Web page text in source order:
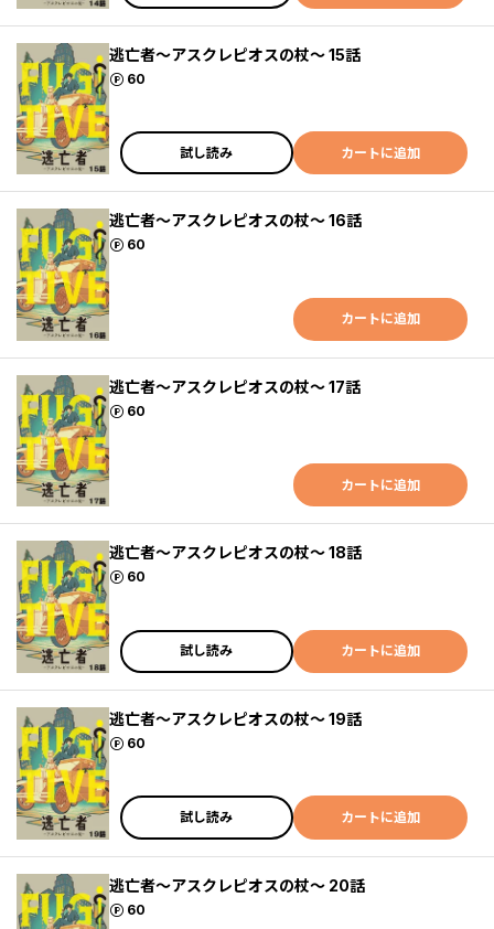
逃亡者～アスクレピオスの杖～ 15話
60
ポイント
試し読み カートに追加
逃亡者～アスクレピオスの杖～ 16話
60
ポイント
カートに追加
逃亡者～アスクレピオスの杖～ 17話
60
ポイント
カートに追加
逃亡者～アスクレピオスの杖～ 18話
60
ポイント
試し読み カートに追加
逃亡者～アスクレピオスの杖～ 19話
60
ポイント
試し読み カートに追加
逃亡者～アスクレピオスの杖～ 20話
60
ポイント